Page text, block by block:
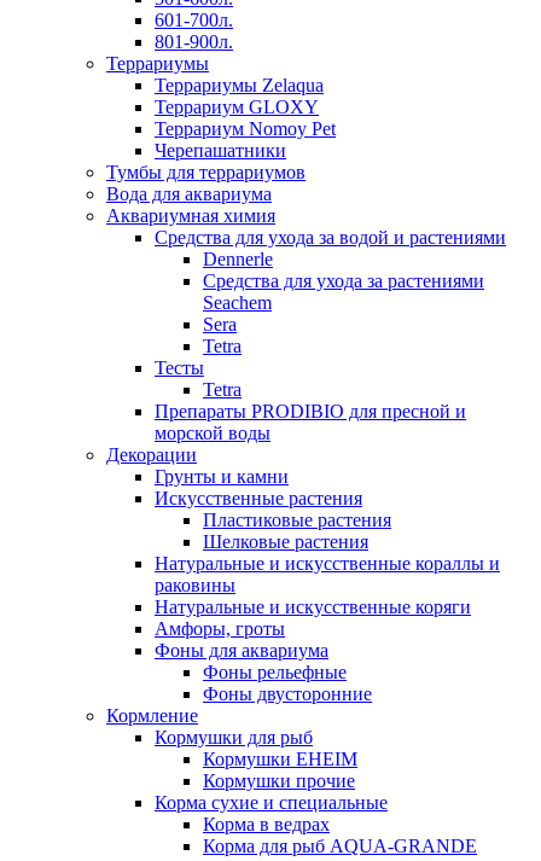
601-700л.
801-900л.
Террариумы
Террариумы Zelaqua
Террариум GLOXY
Террариум Nomoy Pet
Черепашатники
Тумбы для террариумов
Вода для аквариума
Аквариумная химия
Средства для ухода за водой и растениями
Dennerle
Средства для ухода за растениями
Seachem
Sera
Tetra
Тесты
Tetra
Препараты PRODIBIO для пресной и
морской воды
Декорации
Грунты и камни
Искусственные растения
Пластиковые растения
Шелковые растения
Натуральные и искусственные кораллы и
раковины
Натуральные и искусственные коряги
Амфоры, гроты
Фоны для аквариума
Фоны рельефные
Фоны двусторонние
Кормление
Кормушки для рыб
Кормушки EHEIM
Кормушки прочие
Корма сухие и специальные
Корма в ведрах
Корма для рыб AQUA-GRANDE